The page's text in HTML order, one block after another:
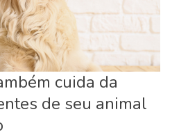
cuida da
de seu animal